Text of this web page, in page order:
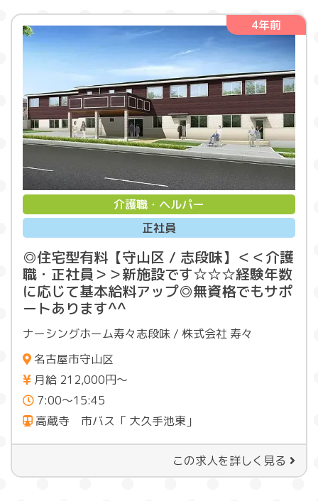
4年前
介護職・ヘルパー
正社員
◎住宅型有料【守山区 / 志段味】＜＜介護
職・正社員＞＞新施設です☆☆☆経験年数
に応じて基本給料アップ◎無資格でもサポ
ートあります^^
ナーシングホーム寿々志段味 / 株式会社 寿々
名古屋市守山区
月給 212,000円～
7:00～15:45
高蔵寺 市バス「 大久手池東」
この求人を詳しく見る